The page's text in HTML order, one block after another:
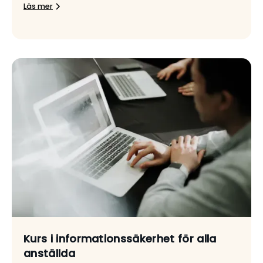
Läs mer
Kurs i informationssäkerhet för alla
anställda